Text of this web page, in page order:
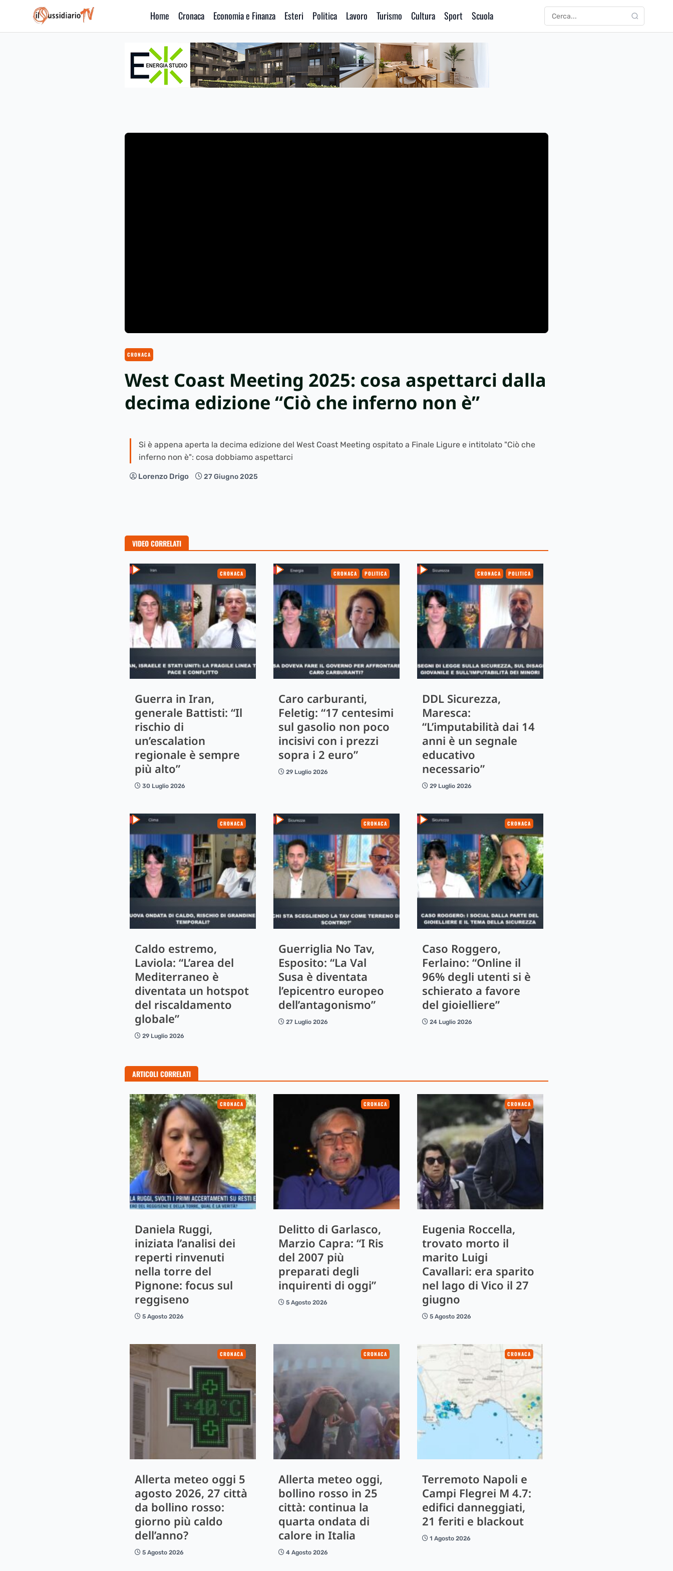
IlSussidiario TV
Home Cronaca Economia e Finanza Esteri Politica Lavoro Turismo Cultura Sport Scuola Cerca: CERCA
CRONACA
West Coast Meeting 2025: cosa aspettarci dalla
decima edizione “Ciò che inferno non è”
Si è appena aperta la decima edizione del West Coast Meeting ospitato a Finale Ligure e intitolato "Ciò che
inferno non è": cosa dobbiamo aspettarci
Lorenzo Drigo 27 Giugno 2025
VIDEO CORRELATI
CRONACA
Guerra in Iran,
generale Battisti: “Il
rischio di
un’escalation
regionale è sempre
più alto”
30 Luglio 2026
CRONACA POLITICA
Caro carburanti,
Feletig: “17 centesimi
sul gasolio non poco
incisivi con i prezzi
sopra i 2 euro”
29 Luglio 2026
CRONACA POLITICA
DDL Sicurezza,
Maresca:
“L’imputabilità dai 14
anni è un segnale
educativo
necessario”
29 Luglio 2026
CRONACA
Caldo estremo,
Laviola: “L’area del
Mediterraneo è
diventata un hotspot
del riscaldamento
globale”
29 Luglio 2026
CRONACA
Guerriglia No Tav,
Esposito: “La Val
Susa è diventata
l’epicentro europeo
dell’antagonismo”
27 Luglio 2026
CRONACA
Caso Roggero,
Ferlaino: “Online il
96% degli utenti si è
schierato a favore
del gioielliere”
24 Luglio 2026
ARTICOLI CORRELATI
CRONACA
Daniela Ruggi,
iniziata l’analisi dei
reperti rinvenuti
nella torre del
Pignone: focus sul
reggiseno
5 Agosto 2026
CRONACA
Delitto di Garlasco,
Marzio Capra: “I Ris
del 2007 più
preparati degli
inquirenti di oggi”
5 Agosto 2026
CRONACA
Eugenia Roccella,
trovato morto il
marito Luigi
Cavallari: era sparito
nel lago di Vico il 27
giugno
5 Agosto 2026
CRONACA
Allerta meteo oggi 5
agosto 2026, 27 città
da bollino rosso:
giorno più caldo
dell’anno?
5 Agosto 2026
CRONACA
Allerta meteo oggi,
bollino rosso in 25
città: continua la
quarta ondata di
calore in Italia
4 Agosto 2026
CRONACA
Terremoto Napoli e
Campi Flegrei M 4.7:
edifici danneggiati,
21 feriti e blackout
1 Agosto 2026